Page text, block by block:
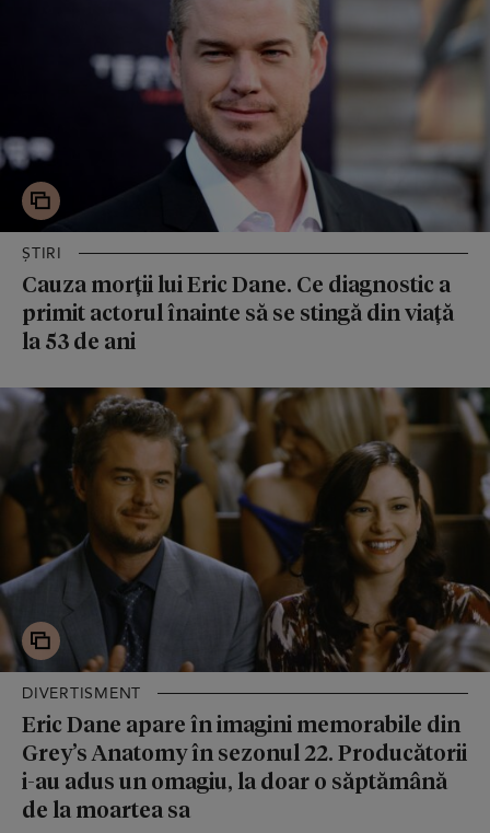
ȘTIRI
Cauza morții lui Eric Dane. Ce diagnostic a
primit actorul înainte să se stingă din viață
la 53 de ani
DIVERTISMENT
Eric Dane apare în imagini memorabile din
Grey’s Anatomy în sezonul 22. Producătorii
i-au adus un omagiu, la doar o săptămână
de la moartea sa